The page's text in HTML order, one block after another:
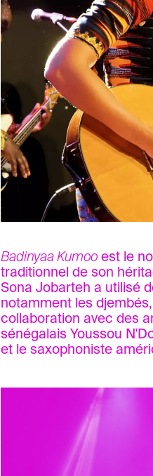
Badinyaa Kumoo est le
traditionnel de son
Sona Jobarteh a utilisé
notamment les
collaboration avec des
sénégalais Youssou
et le saxophoniste